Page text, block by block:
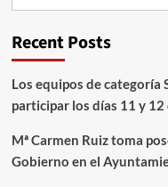
Recent Posts
Los equipos de categoría
participar los días 11 y
Mª Carmen Ruiz toma
Gobierno en el